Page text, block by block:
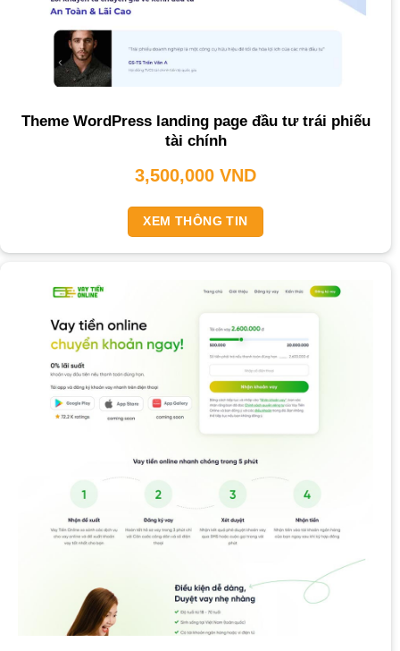
Theme WordPress landing page đầu tư trái phiếu
tài chính
3,500,000 VND
XEM THÔNG TIN